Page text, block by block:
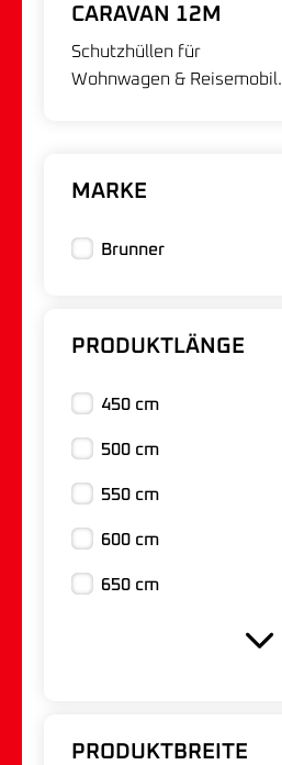
CARAVAN 12M
Schutzhüllen für
Wohnwagen & Reisemobil.
MARKE
Brunner
PRODUKTLÄNGE
450 cm
500 cm
550 cm
600 cm
650 cm
PRODUKTBREITE